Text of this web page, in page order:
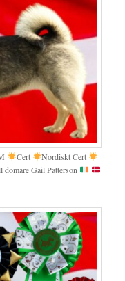
Cert
Nordiskt Cert
Gail Patterson